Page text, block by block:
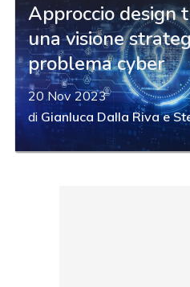
Approccio design
una visione
problema cyber
20 Nov 2023
di Gianluca Dalla Riva e